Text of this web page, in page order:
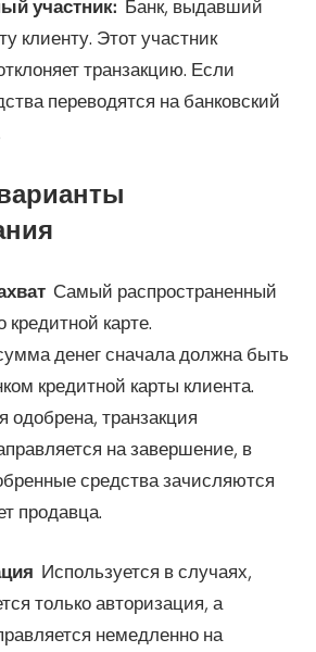
участник: Банк, выдавший
клиенту. Этот участник
транзакцию. Если
переводятся на банковский
Самый распространенный
кредитной карте.
денег сначала должна быть
кредитной карты клиента.
одобрена, транзакция
на завершение, в
средства зачисляются
продавца.
Используется в случаях,
только авторизация, а
немедленно на